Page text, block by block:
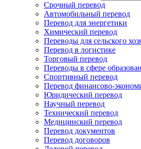
Срочный перевод
Автомобильный перевод
Перевод для энергетики
Химический перевод
Переводы для сельского
Перевод в логистике
Торговый перевод
Переводы в сфере
Спортивный перевод
Перевод финансово-
Юридический перевод
Научный перевод
Технический перевод
Медицинский перевод
Перевод документов
Перевод договоров